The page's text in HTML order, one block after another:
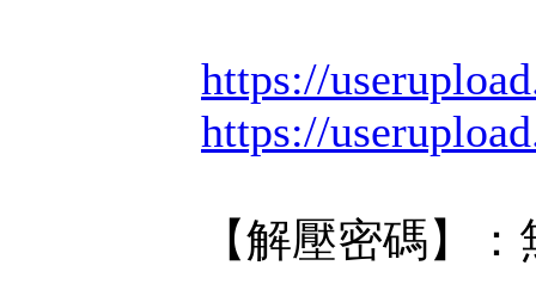
https://
https://
【解壓密碼】